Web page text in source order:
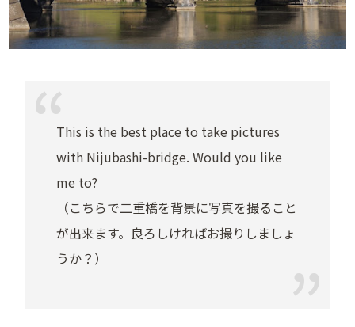
This is the best place to take pictures
with Nijubashi-bridge. Would you like
me to?
（こちらで二重橋を背景に写真を撮ること
が出来ます。良ろしければお撮りしましょ
うか？）